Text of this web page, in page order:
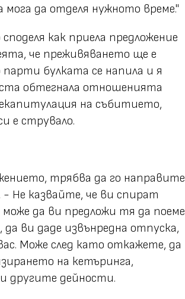
да отделя нужното време."
как приела предложение
че преживяването ще е
парти булката се напила и я
обтегнала отношенията
на събитието,
е струвало.
трябва да го направите
Не казвайте, че ви спират
да ви предложи тя да поеме
ви даде извънредна отпуска,
Може след като откажете, да
на кетъринга,
другите дейности.